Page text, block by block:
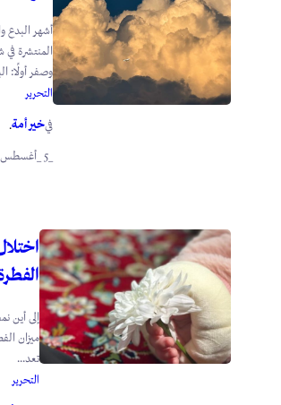
أشهر البدع
المنتشرة
وصفر أولًا:
التحرير
فيخير أمة.
_5 _أغسطس _2026
إلى أين
ميزان
تعد...
التحرير